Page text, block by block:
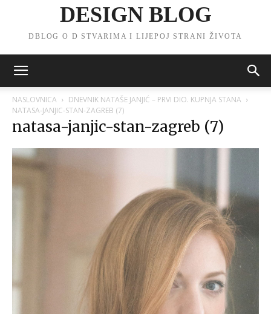
DESIGN BLOG
DBLOG O D STVARIMA I LIJEPOJ STRANI ŽIVOTA
NASLOVNICA
DNEVNIK NATAŠE JANJIĆ – PRVI DIO. KUPNJA STANA
NATASA-JANJIC-STAN-ZAGREB (7)
natasa-janjic-stan-zagreb (7)